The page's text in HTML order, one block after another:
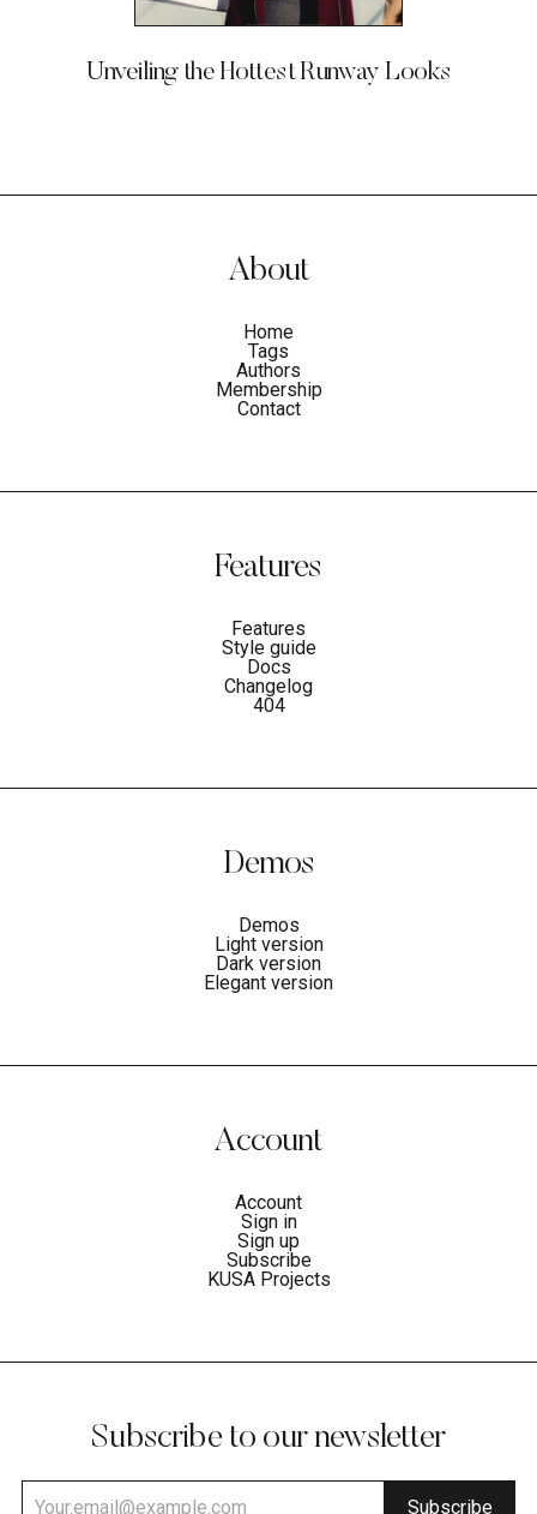
Unveiling the Hottest Runway Looks
About
Home
Tags
Authors
Membership
Contact
Features
Features
Style guide
Docs
Changelog
404
Demos
Demos
Light version
Dark version
Elegant version
Account
Account
Sign in
Sign up
Subscribe
KUSA Projects
Subscribe to our newsletter
Subscribe